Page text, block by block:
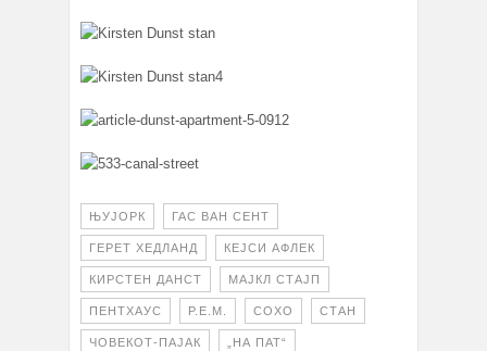
ЊУЈОРК ГАС ВАН СЕНТ
ГЕРЕТ ХЕДЛАНД КЕЈСИ АФЛЕК
КИРСТЕН ДАНСТ МАЈКЛ СТАЈП
ПЕНТХАУС Р.Е.М. СОХО СТАН
ЧОВЕКОТ-ПАЈАК „НА ПАТ“